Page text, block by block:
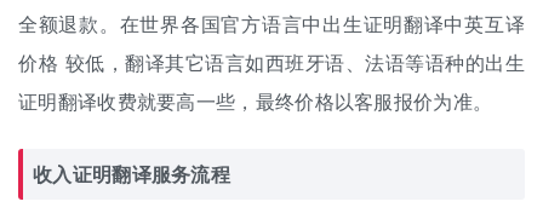
全额退款。在世界各国官方语言中出生证明翻译中英互译
价格 较低，翻译其它语言如西班牙语、法语等语种的出生
证明翻译收费就要高一些，最终价格以客服报价为准。
收入证明翻译服务流程